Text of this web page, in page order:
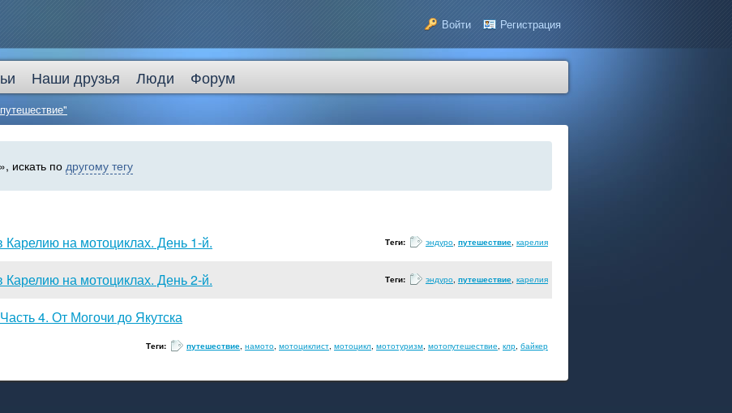
Войти Регистрация
Наши друзья Люди Форум
искать подругому тегу
Карелию на мотоциклах. День 1-й. Теги: эндуро, путешествие, карелия
Карелию на мотоциклах. День 2-й. Теги: эндуро, путешествие, карелия
4. От Могочи до Якутска
Теги: путешествие, намото, мотоциклист, мотоцикл, мототуризм, мотопутешествие, клр, байкер